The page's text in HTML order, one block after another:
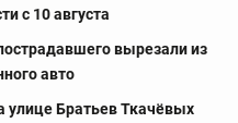
с 10 августа
вырезали из
авто
улице Братьев Ткачёвых